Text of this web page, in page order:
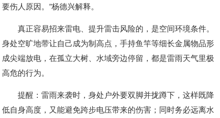
要伤人原因。”杨德兴解释。
真正容易招来雷电、提升雷击风险的，是空间环境条件。
身处空旷地带让自己成为制高点，手持鱼竿等细长金属物品形
成尖端放电，在孤立大树、水域旁边停留，都是雷雨天气里极
高危的行为。
提醒： 雷雨来袭时，身处户外要双脚并拢蹲下，这样既降
低自身高度，又能避免跨步电压带来的伤害；同时务必远离水